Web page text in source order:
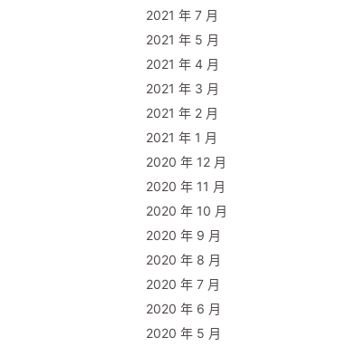
2021 年 7 月
2021 年 5 月
2021 年 4 月
2021 年 3 月
2021 年 2 月
2021 年 1 月
2020 年 12 月
2020 年 11 月
2020 年 10 月
2020 年 9 月
2020 年 8 月
2020 年 7 月
2020 年 6 月
2020 年 5 月